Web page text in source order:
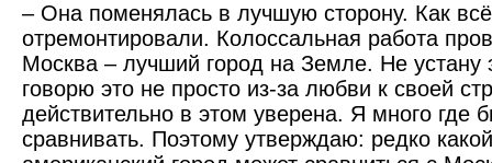
– Она поменялась в лучшую сторону. Как
отремонтировали. Колоссальная работа
Москва – лучший город на Земле. Не устану
говорю это не просто из-за любви к своей
действительно в этом уверена. Я много где
сравнивать. Поэтому утверждаю: редко